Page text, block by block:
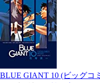
BLUE GIANT 10 (ビッグコ